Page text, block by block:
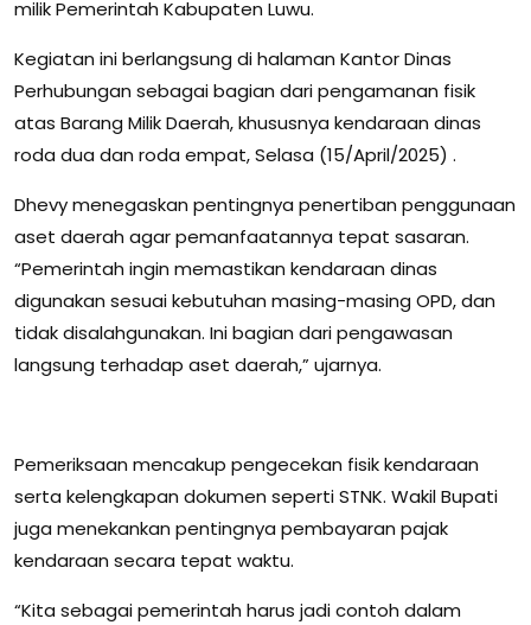
milik Pemerintah Kabupaten Luwu.
Kegiatan ini berlangsung di halaman Kantor Dinas
Perhubungan sebagai bagian dari pengamanan fisik
atas Barang Milik Daerah, khususnya kendaraan dinas
roda dua dan roda empat, Selasa (15/April/2025) .
Dhevy menegaskan pentingnya penertiban penggunaan
aset daerah agar pemanfaatannya tepat sasaran.
“Pemerintah ingin memastikan kendaraan dinas
digunakan sesuai kebutuhan masing-masing OPD, dan
tidak disalahgunakan. Ini bagian dari pengawasan
langsung terhadap aset daerah,” ujarnya.
Pemeriksaan mencakup pengecekan fisik kendaraan
serta kelengkapan dokumen seperti STNK. Wakil Bupati
juga menekankan pentingnya pembayaran pajak
kendaraan secara tepat waktu.
“Kita sebagai pemerintah harus jadi contoh dalam